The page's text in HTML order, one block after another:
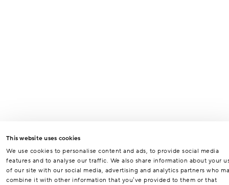
This website uses cookies
We use cookies to personalise content and ads, to provide social media
features and to analyse our traffic. We also share information about your
of our site with our social media, advertising and analytics partners who
combine it with other information that you’ve provided to them or that